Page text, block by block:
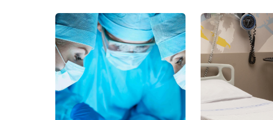
Estrutura de Gestão
Exames - Portal Médico
Farmácia
Fisioterapia